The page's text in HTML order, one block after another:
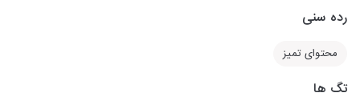
رده سنی
محتوای تمیز
تگ ها